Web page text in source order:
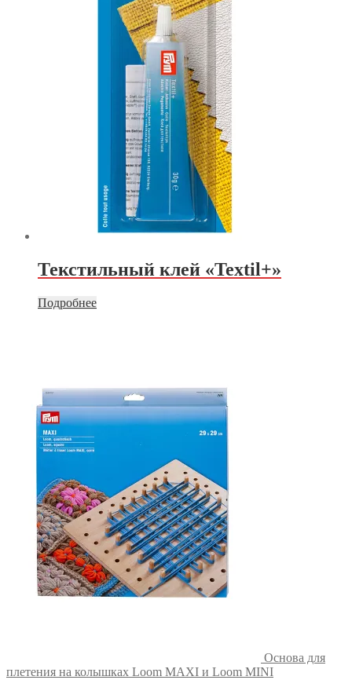
Текстильный клей «Textil+»
Подробнее
Основа для
плетения на колышках Loom MAXI и Loom MINI